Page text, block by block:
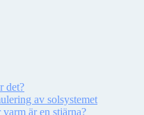
det?
av solsystemet
är en stjärna?